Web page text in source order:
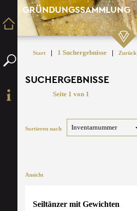
GRÜNDUNGSSAMMLUNG
Start | 1 Suchergebnisse | Zurück
SUCHERGEBNISSE
Seite 1 von 1
Sortieren nach
Ansicht
Seiltänzer mit Gewichten